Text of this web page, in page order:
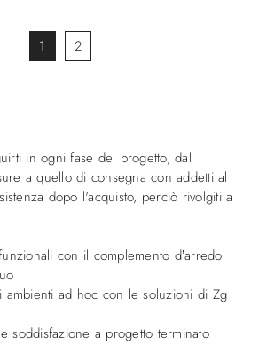
1 2
in ogni fase del progetto, dal
a quello di consegna con addetti al
dopo l'acquisto, perciò rivolgiti a
con il complemento d’arredo
ambienti ad hoc con le soluzioni di Zg
soddisfazione a progetto terminato